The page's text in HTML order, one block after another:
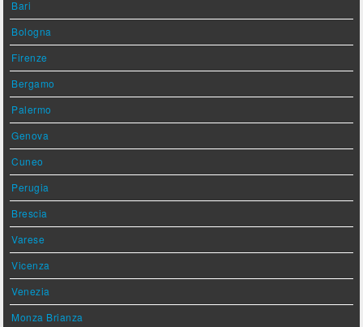
Bari
Bologna
Firenze
Bergamo
Palermo
Genova
Cuneo
Perugia
Brescia
Varese
Vicenza
Venezia
Monza Brianza